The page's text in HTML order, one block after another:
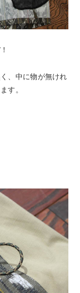
！
、中に物が無けれ
す。